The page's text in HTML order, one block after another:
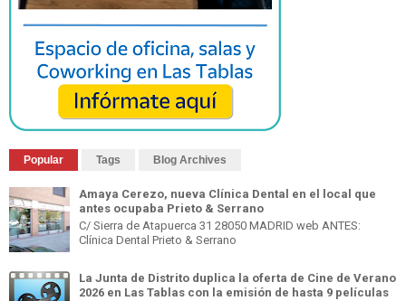
Popular Tags Blog Archives
Amaya Cerezo, nueva Clínica Dental en el local que
antes ocupaba Prieto & Serrano
C/ Sierra de Atapuerca 31 28050 MADRID web ANTES:
Clínica Dental Prieto & Serrano
La Junta de Distrito duplica la oferta de Cine de Verano
2026 en Las Tablas con la emisión de hasta 9 películas